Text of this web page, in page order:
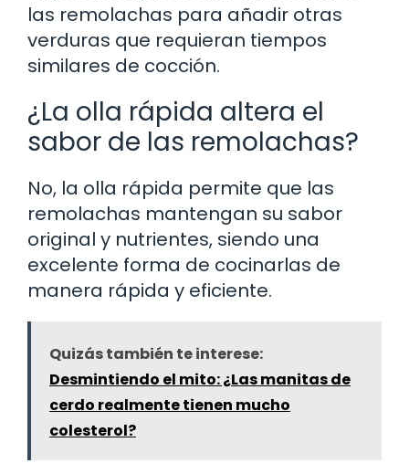
las remolachas para añadir otras
verduras que requieran tiempos
similares de cocción.
¿La olla rápida altera el
sabor de las remolachas?
No, la olla rápida permite que las
remolachas mantengan su sabor
original y nutrientes, siendo una
excelente forma de cocinarlas de
manera rápida y eficiente.
Quizás también te interese:
Desmintiendo el mito: ¿Las manitas de
cerdo realmente tienen mucho
colesterol?